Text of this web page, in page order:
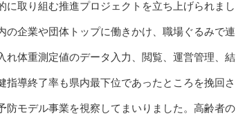
取り組む推進プロジェクトを立ち上げられまし
企業や団体トップに働きかけ、職場ぐるみで連
体重測定値のデータ入力、閲覧、運営管理、結
導終了率も県内最下位であったところを挽回さ
モデル事業を視察してまいりました。高齢者の